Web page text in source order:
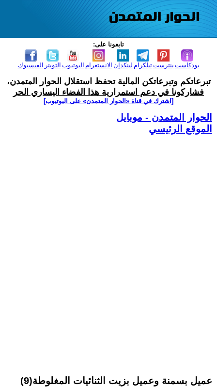
تابعونا على:
الفيسبوك التويتر اليوتيوب الانستغرام لينكدإن تيلكرامبنترست بودكاست
تبرعاتكم وتبرعاتكن المالية تحفظ استقلال الحوار المتمدن،
فشاركونا في دعم استمرارية هذا الفضاء اليساري الحر
[اشترك في قناة ‫«الحوار المتمدن» على اليوتيوب]
الحوار المتمدن - موبايل
الموقع الرئيسي
عميل بسمنة وعميل بزيت الثنائيات المغلوطة(9)